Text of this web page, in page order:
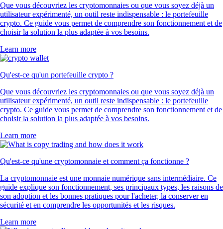
Que vous découvriez les cryptomonnaies ou que vous soyez déjà un
utilisateur expérimenté, un outil reste indispensable : le portefeuille
crypto. Ce guide vous permet de comprendre son fonctionnement et de
choisir la solution la plus adaptée à vos besoins.
Learn more
Qu'est-ce qu'un portefeuille crypto ?
Que vous découvriez les cryptomonnaies ou que vous soyez déjà un
utilisateur expérimenté, un outil reste indispensable : le portefeuille
crypto. Ce guide vous permet de comprendre son fonctionnement et de
choisir la solution la plus adaptée à vos besoins.
Learn more
Qu'est-ce qu'une cryptomonnaie et comment ça fonctionne ?
La cryptomonnaie est une monnaie numérique sans intermédiaire. Ce
guide explique son fonctionnement, ses principaux types, les raisons de
son adoption et les bonnes pratiques pour l'acheter, la conserver en
sécurité et en comprendre les opportunités et les risques.
Learn more